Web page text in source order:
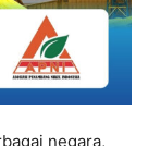
negara,